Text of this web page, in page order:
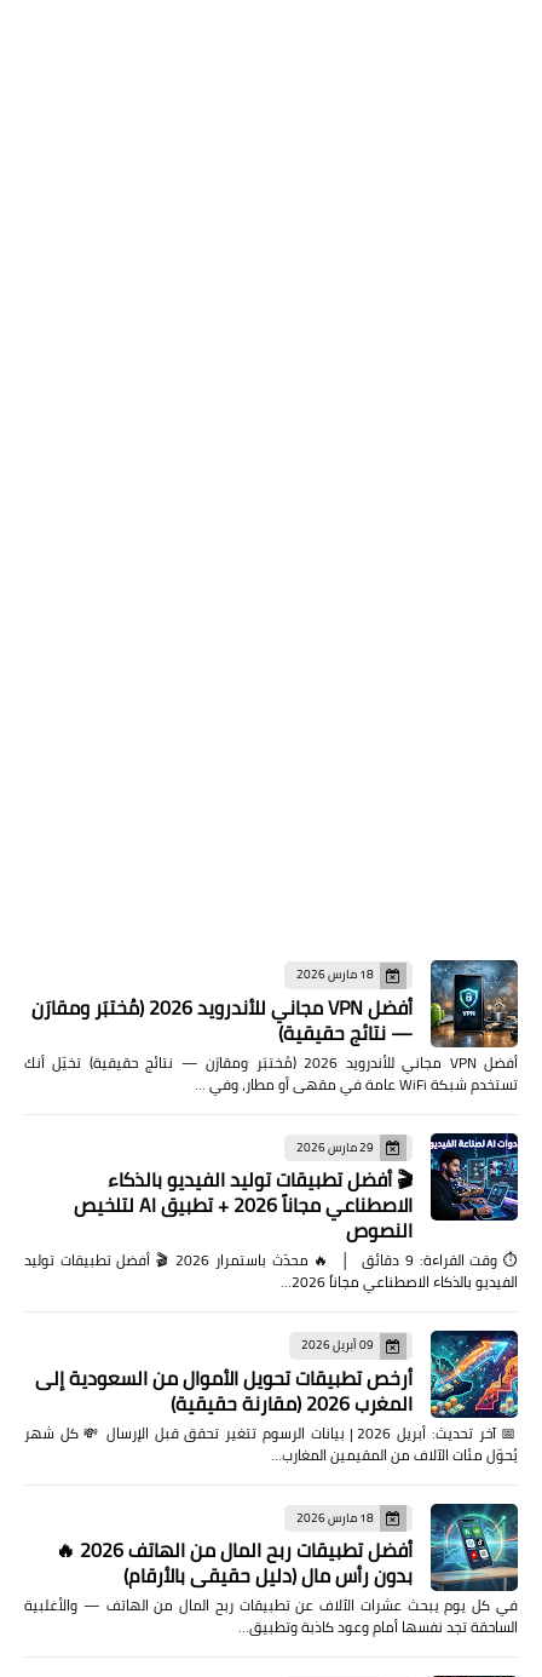
18 مارس 2026
أفضل VPN مجاني للأندرويد 2026 (مُختبَر ومقارَن
— نتائج حقيقية)
أفضل VPN مجاني للأندرويد 2026 (مُختبَر ومقارَن — نتائج حقيقية) تخيّل أنك
تستخدم شبكة WiFi عامة في مقهى أو مطار، وفي …
29 مارس 2026
🎬 أفضل تطبيقات توليد الفيديو بالذكاء
الاصطناعي مجاناً 2026 + تطبيق AI لتلخيص
النصوص
⏱️ وقت القراءة: 9 دقائق │ 🔥 محدّث باستمرار 2026 🎬 أفضل تطبيقات توليد
الفيديو بالذكاء الاصطناعي مجاناً 2026…
09 أبريل 2026
أرخص تطبيقات تحويل الأموال من السعودية إلى
المغرب 2026 (مقارنة حقيقية)
📅 آخر تحديث: أبريل 2026 | بيانات الرسوم تتغير تحقق قبل الإرسال 💸 كل شهر
يُحوّل مئات الآلاف من المقيمين المغارب…
18 مارس 2026
أفضل تطبيقات ربح المال من الهاتف 2026 🔥
بدون رأس مال (دليل حقيقي بالأرقام)
في كل يوم يبحث عشرات الآلاف عن تطبيقات ربح المال من الهاتف — والأغلبية
الساحقة تجد نفسها أمام وعود كاذبة وتطبيق…